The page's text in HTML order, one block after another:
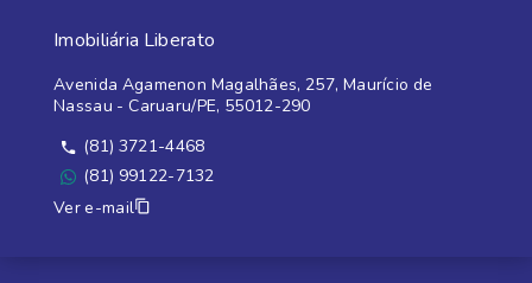
Imobiliária Liberato
Avenida Agamenon Magalhães, 257, Maurício de
Nassau - Caruaru/PE, 55012-290
(81) 3721-4468
(81) 99122-7132
Ver e-mail